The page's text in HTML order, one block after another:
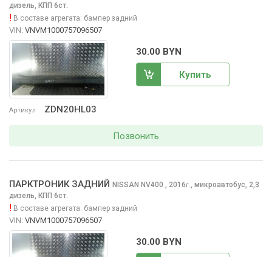
Артикул ZDN20HL03
дизель, КПП 6ст.
! В составе агрегата: бампер задний
VIN: VNVM1000757096507
30.00 BYN
Купить
Позвонить
ПАРКТРОНИК ЗАДНИЙ NISSAN NV400 , 2016г., микроавтобус, 2,3
дизель, КПП 6ст.
! В составе агрегата: бампер задний
VIN: VNVM1000757096507
30.00 BYN